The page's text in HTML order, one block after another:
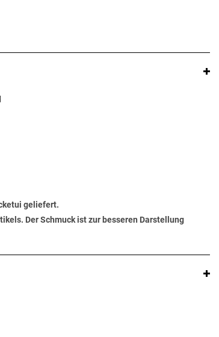
geliefert.
Der Schmuck ist zur besseren Darstellung